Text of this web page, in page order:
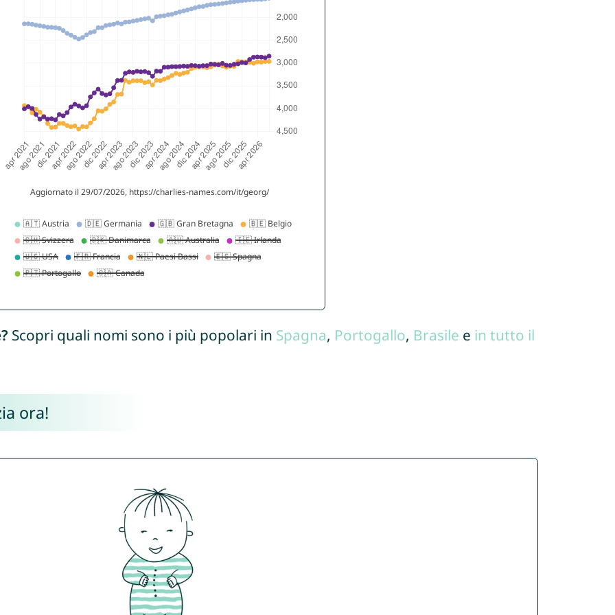
Scopri quali nomi sono i più popolari in Spagna, Portogallo, Brasile e in tutto il
ora!